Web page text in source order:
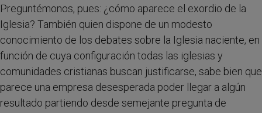
Preguntémonos, pues: ¿cómo aparece el exordio de la
Iglesia? También quien dispone de un modesto
conocimiento de los debates sobre la Iglesia naciente, en
función de cuya configuración todas las iglesias y
comunidades cristianas buscan justificarse, sabe bien que
parece una empresa desesperada poder llegar a algún
resultado partiendo desde semejante pregunta de